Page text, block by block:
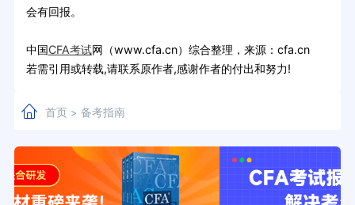
会有回报。
中国CFA考试网（www.cfa.cn）综合整理，来源：cfa.cn
若需引用或转载,请联系原作者,感谢作者的付出和努力!
首页> 备考指南